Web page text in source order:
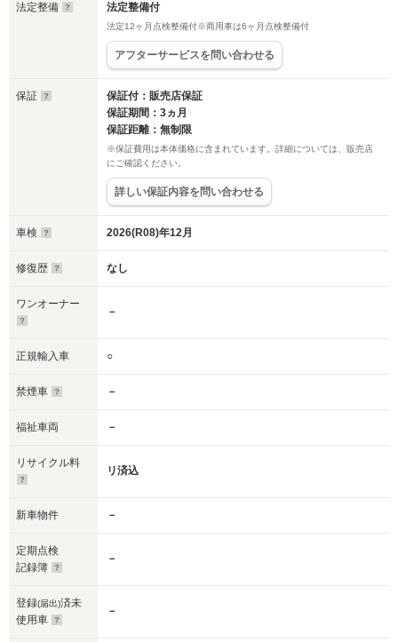
法定整備 法定整備付
法定12ヶ月点検整備付※商用車は6ヶ月点検整備付
アフターサービスを問い合わせる
保証
保証付：販売店保証
保証期間：3ヵ月
保証距離：無制限
※保証費用は本体価格に含まれています。詳細については、販売店
にご確認ください。
詳しい保証内容を問い合わせる
車検 2026(R08)年12月
修復歴 なし
ワンオーナー
－
正規輸入車 ○
禁煙車 －
福祉車両 －
リサイクル料
リ済込
新車物件 －
定期点検
記録簿
－
登録(届出)済未
使用車
－